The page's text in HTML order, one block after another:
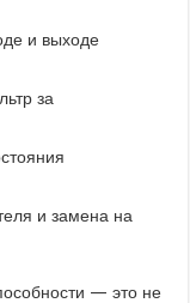
и выходе
за
и замена на
— это не